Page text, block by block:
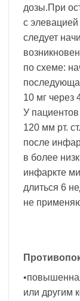
дозы.При
с
следует
по схеме:
10 мг через
У
120 мм рт.
после
в более
инфаркте
длиться 6
не
или другим